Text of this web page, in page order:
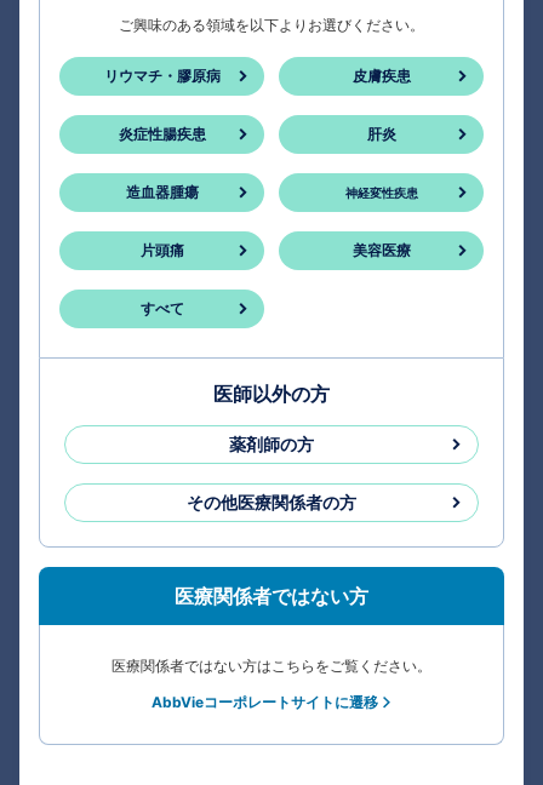
ご興味のある領域を以下よりお選びください。
リウマチ・膠原病 皮膚疾患
炎症性腸疾患 肝炎
造血器腫瘍 神経変性疾患
片頭痛 美容医療
すべて
医師以外の方
薬剤師の方
その他医療関係者の方
医療関係者ではない方
医療関係者ではない方はこちらをご覧ください。
AbbVieコーポレートサイトに遷移